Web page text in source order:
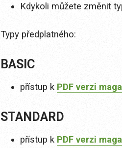
Kdykoli můžete změnit
Typy předplatného:
BASIC
přístup k PDF verzi
STANDARD
přístup k PDF verzi